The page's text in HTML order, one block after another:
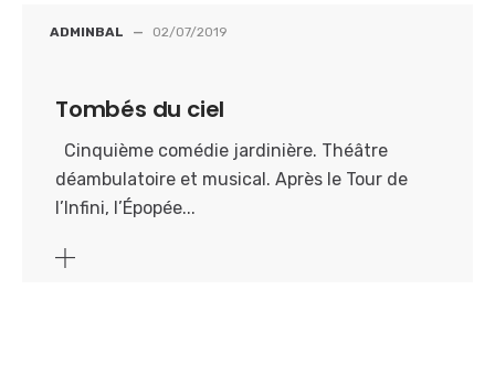
ADMINBAL — 02/07/2019
Tombés du ciel
Cinquième comédie jardinière. Théâtre
déambulatoire et musical. Après le Tour de
l’Infini, l’Épopée...